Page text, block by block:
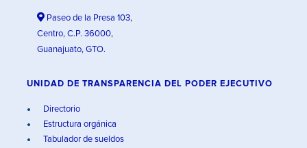
Paseo de la Presa 103,
Centro, C.P. 36000,
Guanajuato, GTO.
UNIDAD DE TRANSPARENCIA DEL PODER EJECUTIVO
Directorio
Estructura orgánica
Tabulador de sueldos